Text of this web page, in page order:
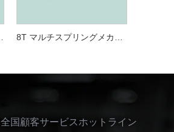
全国顧客サービスホットライン